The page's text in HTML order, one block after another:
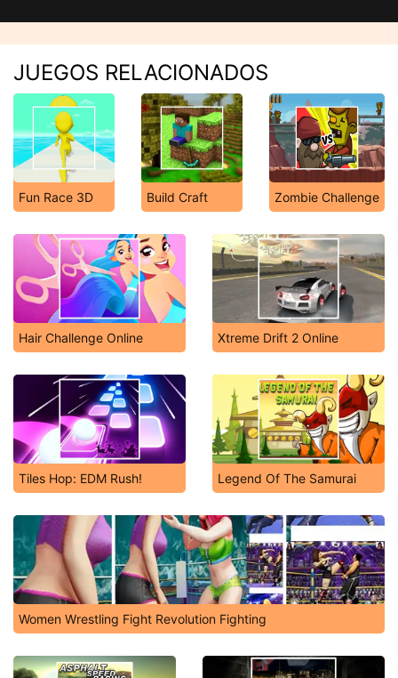
JUEGOS RELACIONADOS
Fun Race 3D Build Craft Zombie Challenge
Hair Challenge Online Xtreme Drift 2 Online
Tiles Hop: EDM Rush! Legend Of The Samurai
Women Wrestling Fight Revolution Fighting